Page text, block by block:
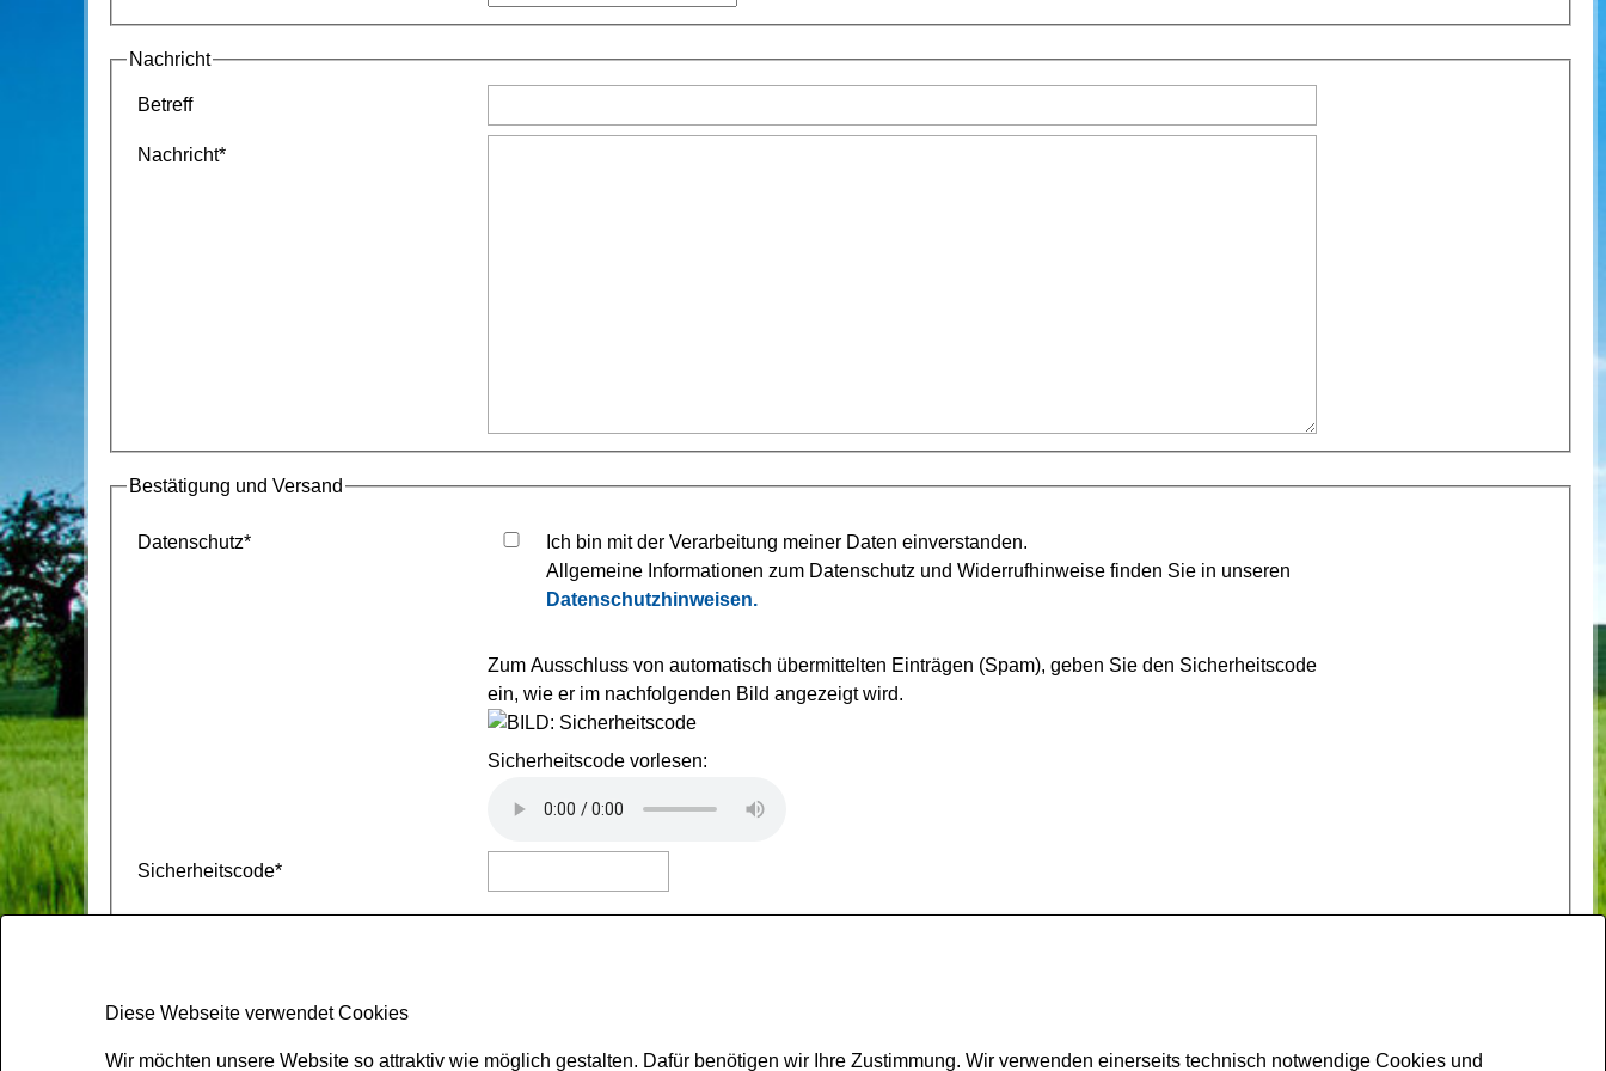
Nachricht
Betreff
Nachricht*
Bestätigung und Versand
Datenschutz*
Ich bin mit der Verarbeitung meiner Daten einverstanden.
Allgemeine Informationen zum Datenschutz und Widerrufhinweise finden Sie in unseren
Datenschutzhinweisen.
Zum Ausschluss von automatisch übermittelten Einträgen (Spam), geben Sie den Sicherheitscode
ein, wie er im nachfolgenden Bild angezeigt wird.
Sicherheitscode vorlesen:
Sicherheitscode*
Wir möchten unsere Website so attraktiv wie möglich gestalten. Dafür benötigen wir Ihre Zustimmung. Wir verwenden einerseits technisch notwendige Cookies und